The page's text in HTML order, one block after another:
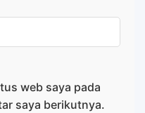
web saya pada
saya berikutnya.